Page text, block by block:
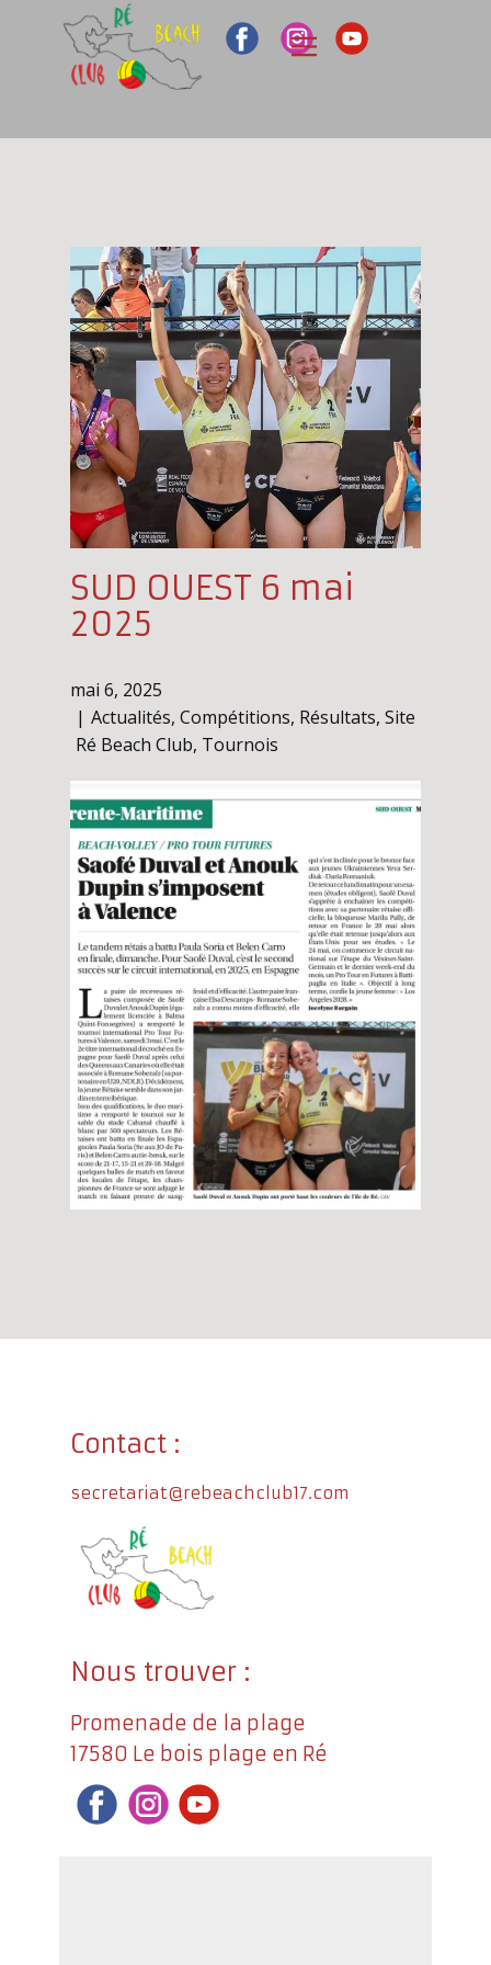
SUD OUEST 6 mai
2025
mai 6, 2025
Actualités, Compétitions, Résultats, Site
Ré Beach Club, Tournois
Contact :
secretariat@rebeachclub17.com
Nous trouver :
Promenade de la plage
17580 Le bois plage en Ré